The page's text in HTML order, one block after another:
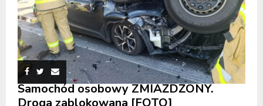
Samochód osobowy ZMIAŻDŻONY.
Droga zablokowana [FOTO]